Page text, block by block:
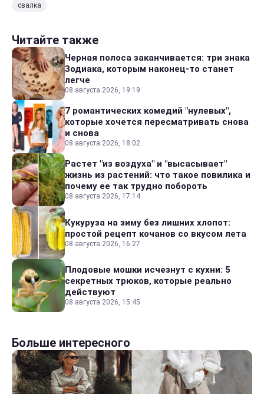
свалка
Читайте также
Черная полоса заканчивается: три знака
Зодиака, которым наконец-то станет
легче
08 августа 2026, 19:19
7 романтических комедий "нулевых",
которые хочется пересматривать снова
и снова
08 августа 2026, 18:02
Растет "из воздуха" и "высасывает"
жизнь из растений: что такое повилика и
почему ее так трудно побороть
08 августа 2026, 17:14
Кукуруза на зиму без лишних хлопот:
простой рецепт кочанов со вкусом лета
08 августа 2026, 16:27
Плодовые мошки исчезнут с кухни: 5
секретных трюков, которые реально
действуют
08 августа 2026, 15:45
Больше интересного